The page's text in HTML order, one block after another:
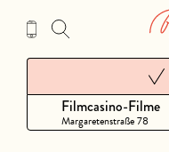
Inhalt
Filmcasino-Filme
Margaretenstraße 78